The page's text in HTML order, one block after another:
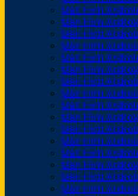
Màn Hình
Màn Hình
Màn Hình
Màn Hình
Màn Hình
Màn Hình
Màn Hình
Màn Hình
Màn Hình
Màn Hình
Màn Hình
Màn Hình
Màn Hình
Màn Hình
Màn Hình
Màn Hình